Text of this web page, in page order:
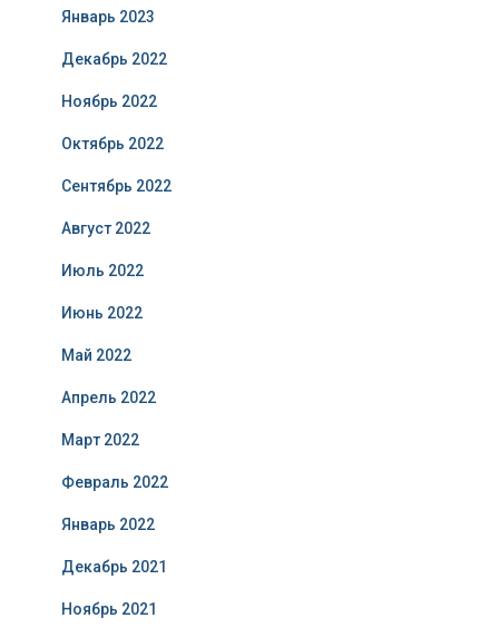
Январь 2023
Декабрь 2022
Ноябрь 2022
Октябрь 2022
Сентябрь 2022
Август 2022
Июль 2022
Июнь 2022
Май 2022
Апрель 2022
Март 2022
Февраль 2022
Январь 2022
Декабрь 2021
Ноябрь 2021